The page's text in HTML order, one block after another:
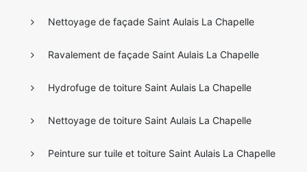
Nettoyage de façade Saint Aulais La Chapelle
Ravalement de façade Saint Aulais La Chapelle
Hydrofuge de toiture Saint Aulais La Chapelle
Nettoyage de toiture Saint Aulais La Chapelle
Peinture sur tuile et toiture Saint Aulais La Chapelle